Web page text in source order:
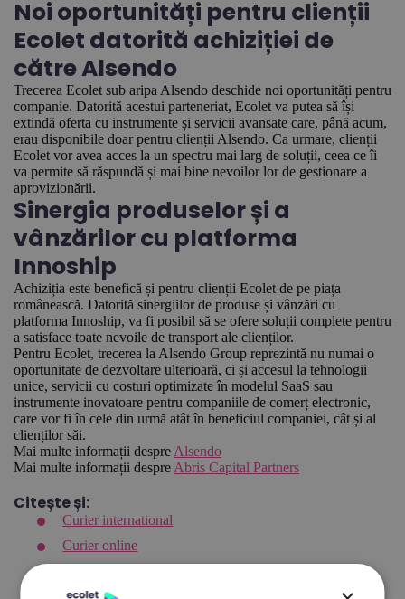
Noi oportunități pentru clienții
Ecolet datorită achiziției de
către Alsendo
Trecerea Ecolet sub aripa Alsendo deschide noi oportunități pentru
companie. Datorită acestui parteneriat, Ecolet va putea să își
extindă oferta cu instrumente și servicii avansate care, până acum,
erau disponibile doar pentru clienții Alsendo. Ca urmare, clienții
Ecolet vor avea acces la un spectru mai larg de soluții, ceea ce îi
va permite să răspundă și mai bine nevoilor lor de gestionare a
aprovizionării.
Sinergia produselor și a
vânzărilor cu platforma
Innoship
Achiziția este benefică și pentru clienții Ecolet de pe piața
românească. Datorită sinergiilor de produse și vânzări cu
platforma Innoship, va fi posibil să se ofere soluții complete pentru
a satisface toate nevoile de transport ale clienților.
Pentru Ecolet, trecerea la Alsendo Group reprezintă nu numai o
oportunitate de dezvoltare ulterioară, ci și accesul la tehnologii
unice, servicii cu costuri optimizate în modelul SaaS sau
instrumente inovatoare pentru companiile de comerț electronic,
care vor fi în cele din urmă atât în beneficiul companiei, cât și al
clienților săi.
Mai multe informații despre Alsendo
Mai multe informații despre Abris Capital Partners
Citește și:
Curier international
Curier online
Cargus Ship & Go